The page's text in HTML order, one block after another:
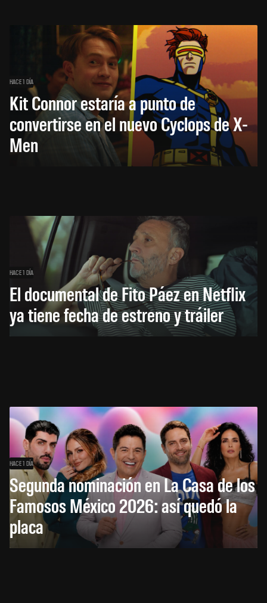
HACE 1 DÍA
Kit Connor estaría a punto de
convertirse en el nuevo Cyclops de X-
Men
HACE 1 DÍA
El documental de Fito Páez en Netflix
ya tiene fecha de estreno y tráiler
HACE 1 DÍA
Segunda nominación en La Casa de los
Famosos México 2026: así quedó la
placa